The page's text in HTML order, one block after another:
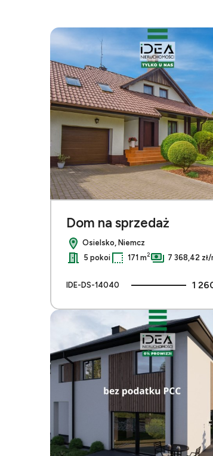
Dom na sprzedaż
Osielsko, Niemcz
5 pokoi
171 m2 7 368,42 zł/
IDE-DS-14040 1